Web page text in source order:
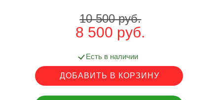
10 500 руб.
8 500 руб.
Есть в наличии